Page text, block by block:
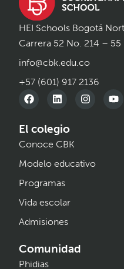
HEI Schools Bogotá
Carrera 52 No. 214 –
info@cbk.edu.co
+57 (601) 917 2136
El colegio
Conoce CBK
Modelo educativo
Programas
Vida escolar
Admisiones
Comunidad
Phidias